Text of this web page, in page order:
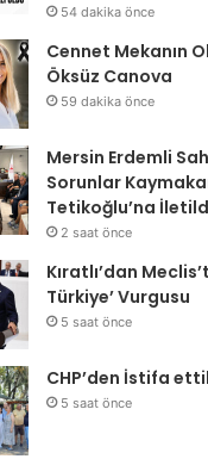
54 dakika önce
Cennet Mekanın
Öksüz Canova
59 dakika önce
Mersin Erdemli
Sorunlar
Tetikoğlu’na
2 saat önce
Kıratlı’dan
Türkiye’ Vurgusu
5 saat önce
CHP’den İstifa
5 saat önce